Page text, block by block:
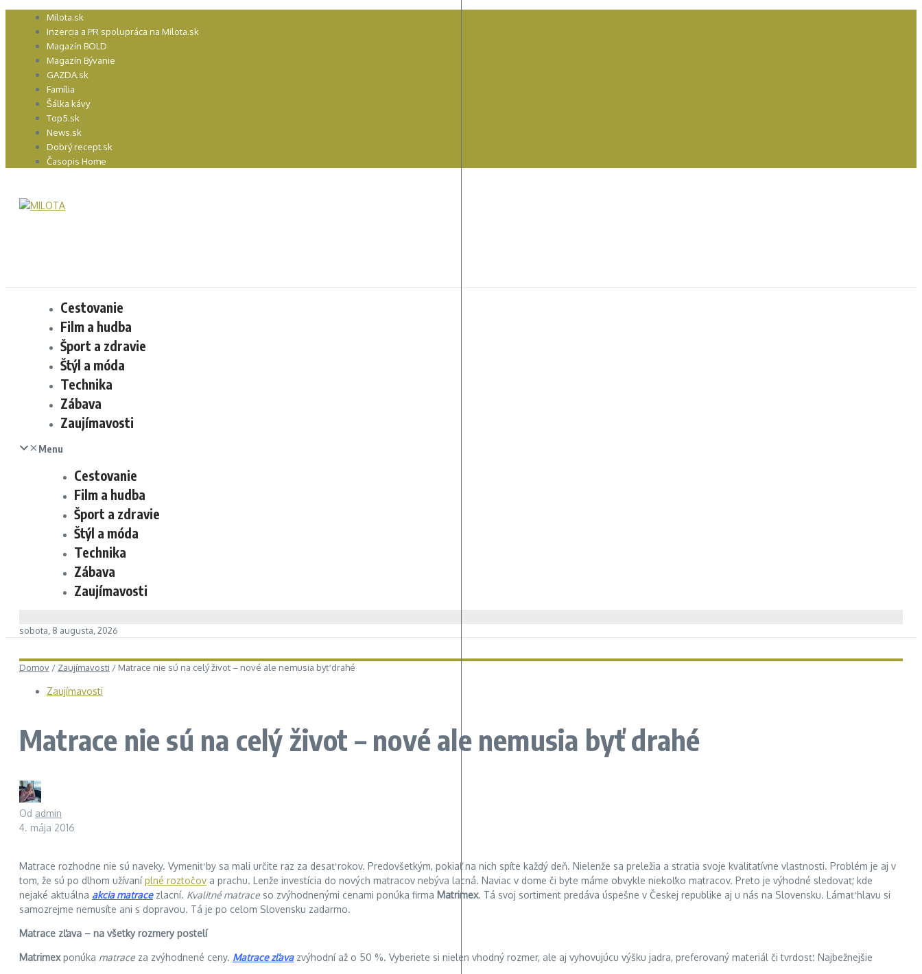
Preskočiť Milota.sk
Inzercia a PR spolupráca na Milota.sk
Magazín BOLD
Magazín Bývanie
GAZDA.sk
Família
Šálka kávy
Top5.sk
News.sk
Dobrý recept.sk
Časopis Home
Cestovanie
Film a hudba
Šport a zdravie
Štýl a móda
Technika
Zábava
Zaujímavosti
Menu
Cestovanie
Film a hudba
Šport a zdravie
Štýl a móda
Technika
Zábava
Zaujímavosti
sobota, 8 augusta, 2026
Domov / Zaujímavosti / Matrace nie sú na celý život – nové ale nemusia byť drahé
Zaujímavosti
Matrace nie sú na celý život – nové ale nemusia byť drahé
Od admin
4. mája 2016
Matrace rozhodne nie sú naveky. Vymeniť by sa mali určite raz za desať rokov. Predovšetkým, pokiaľ na nich spíte každý deň. Nielenže sa preležia a stratia svoje kvalitatívne vlastnosti. Problém je aj v
tom, že sú po dlhom užívaníplné roztočov a prachu. Lenže investícia do nových matracov nebýva lacná. Naviac v dome či byte máme obvykle niekoľko matracov. Preto je výhodné sledovať, kde
nejaké aktuálna akcia matracezlacní. Kvalitné matrace so zvýhodnenými cenami ponúka firma Matrimex. Tá svoj sortiment predáva úspešne v Českej republike aj u nás na Slovensku. Lámať hlavu si
samozrejme nemusíte ani s dopravou. Tá je po celom Slovensku zadarmo.
Matrace zľava – na všetky rozmery postelí
Matrimexponúka matrace za zvýhodnené ceny. Matrace zľavazvýhodní až o 50 %. Vyberiete si nielen vhodný rozmer, ale aj vyhovujúcu výšku jadra, preferovaný materiál či tvrdosť. Najbežnejšie